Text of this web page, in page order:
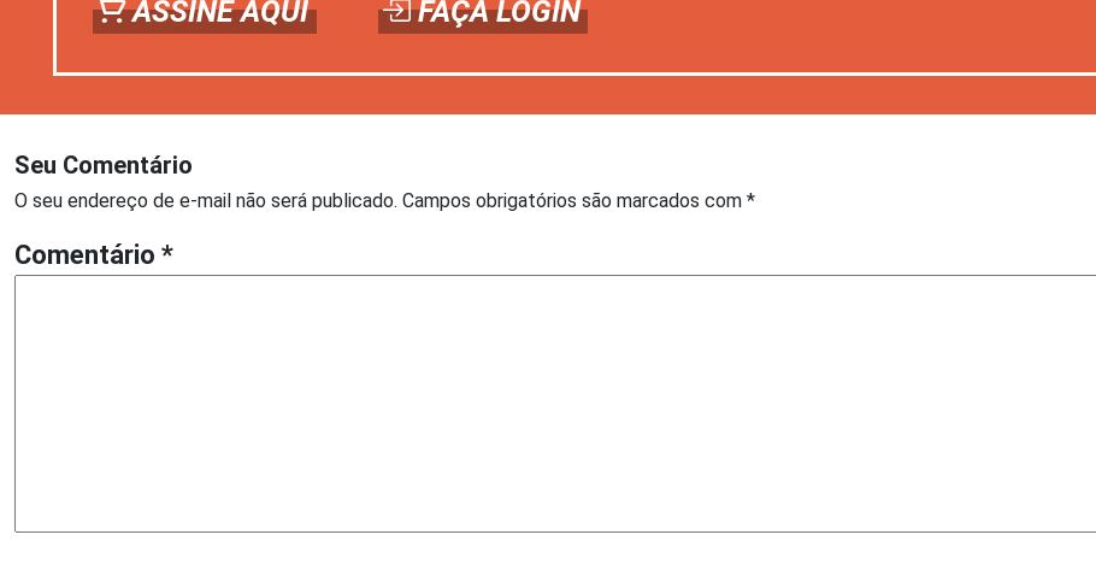
ASSINE AQUI FAÇA LOGIN
Seu Comentário
O seu endereço de e-mail não será publicado. Campos obrigatórios são marcados com *
Comentário *